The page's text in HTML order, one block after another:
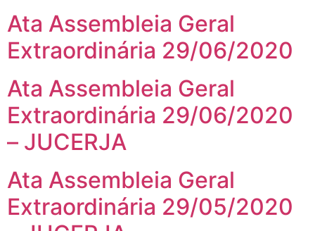
Ata Assembleia Geral
Extraordinária 29/06/2020
Ata Assembleia Geral
Extraordinária 29/06/2020
– JUCERJA
Ata Assembleia Geral
Extraordinária 29/05/2020